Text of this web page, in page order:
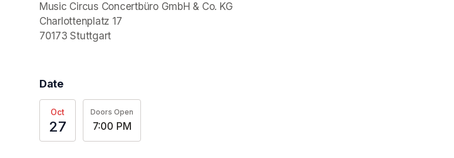
Music Circus Concertbüro GmbH & Co. KG
Charlottenplatz 17
70173 Stuttgart
Date
Oct
27
Doors Open
7:00 PM